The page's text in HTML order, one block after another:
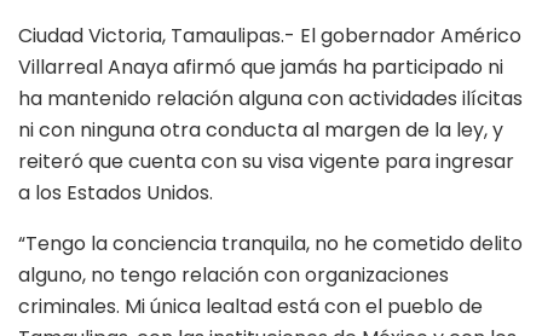
Ciudad Victoria, Tamaulipas.- El gobernador Américo
Villarreal Anaya afirmó que jamás ha participado ni
ha mantenido relación alguna con actividades ilícitas
ni con ninguna otra conducta al margen de la ley, y
reiteró que cuenta con su visa vigente para ingresar
a los Estados Unidos.
“Tengo la conciencia tranquila, no he cometido delito
alguno, no tengo relación con organizaciones
criminales. Mi única lealtad está con el pueblo de